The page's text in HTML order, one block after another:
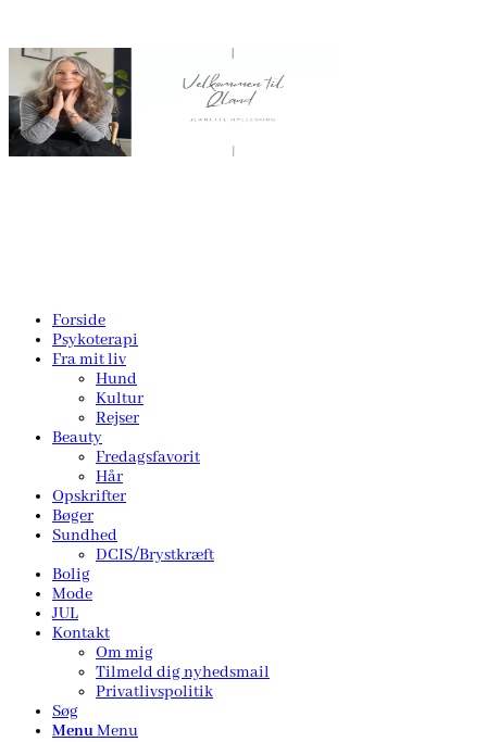
Forside
Psykoterapi
Fra mit liv
Hund
Kultur
Rejser
Beauty
Fredagsfavorit
Hår
Opskrifter
Bøger
Sundhed
DCIS/Brystkræft
Bolig
Mode
JUL
Kontakt
Om mig
Tilmeld dig nyhedsmail
Privatlivspolitik
Søg
MenuMenu